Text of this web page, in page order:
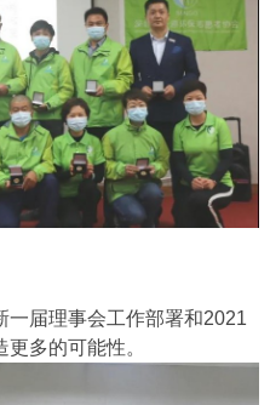
一届理事会工作部署和2021
多的可能性。